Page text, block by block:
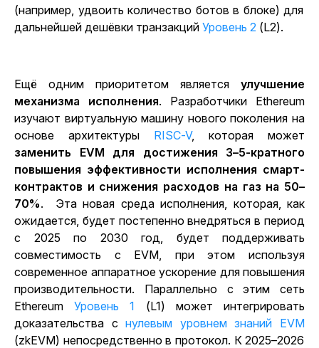
(например, удвоить количество ботов в блоке) для
дальнейшей дешёвки транзакций Уровень 2 (L2).
Ещё одним приоритетом является улучшение
механизма исполнения. Разработчики Ethereum
изучают виртуальную машину нового поколения на
основе архитектуры RISC-V, которая может
заменить EVM для достижения 3–5-кратного
повышения эффективности исполнения смарт-
контрактов и снижения расходов на газ на 50–
70%.
Эта новая среда исполнения, которая, как
ожидается, будет постепенно внедряться в период
с 2025 по 2030 год, будет поддерживать
совместимость с EVM, при этом используя
современное аппаратное ускорение для повышения
производительности. Параллельно с этим сеть
EthereumУровень 1 (L1) может интегрировать
доказательства снулевым уровнем знаний EVM
(zkEVM) непосредственно в протокол. К 2025–2026